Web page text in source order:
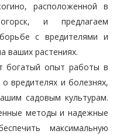
расположенной в
и предлагаем
с вредителями и
ваших растениях.
богатый опыт работы в
вредителях и болезнях,
садовым культурам.
методы и надежные
максимальную